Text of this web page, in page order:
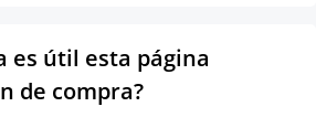
es útil esta página
de compra?